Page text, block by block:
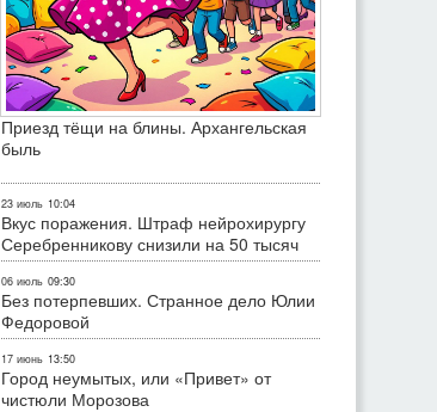
Приезд тёщи на блины. Архангельская
быль
23 июль 10:04
Вкус поражения. Штраф нейрохирургу
Серебренникову снизили на 50 тысяч
06 июль 09:30
Без потерпевших. Странное дело Юлии
Федоровой
17 июнь 13:50
Город неумытых, или «Привет» от
чистюли Морозова